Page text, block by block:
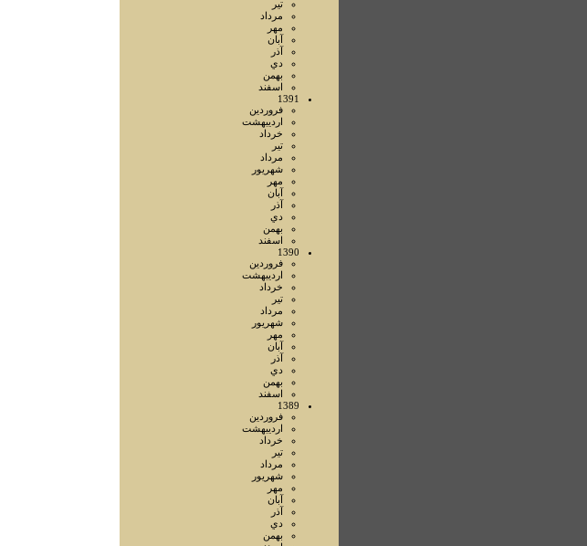
تير
مرداد
مهر
آبان
آذر
دي
بهمن
اسفند
1391
فروردين
ارديبهشت
خرداد
تير
مرداد
شهريور
مهر
آبان
آذر
دي
بهمن
اسفند
1390
فروردين
ارديبهشت
خرداد
تير
مرداد
شهريور
مهر
آبان
آذر
دي
بهمن
اسفند
1389
فروردين
ارديبهشت
خرداد
تير
مرداد
شهريور
مهر
آبان
آذر
دي
بهمن